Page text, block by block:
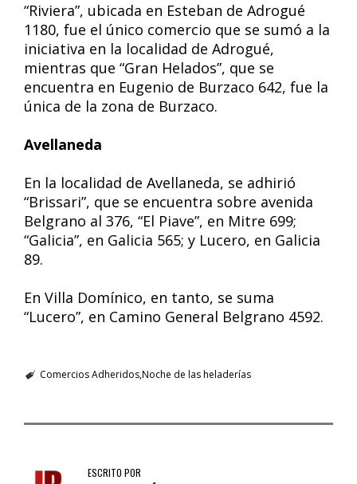
“Riviera”, ubicada en Esteban de Adrogué
1180, fue el único comercio que se sumó a la
iniciativa en la localidad de Adrogué,
mientras que “Gran Helados”, que se
encuentra en Eugenio de Burzaco 642, fue la
única de la zona de Burzaco.
Avellaneda
En la localidad de Avellaneda, se adhirió
“Brissari”, que se encuentra sobre avenida
Belgrano al 376, “El Piave”, en Mitre 699;
“Galicia”, en Galicia 565; y Lucero, en Galicia
89.
En Villa Domínico, en tanto, se suma
“Lucero”, en Camino General Belgrano 4592.
Comercios AdheridosNoche de las heladerías
ESCRITO POR